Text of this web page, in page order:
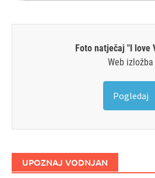
Foto natječaj "I love
Web izložba
Pogledaj
UPOZNAJ VODNJAN